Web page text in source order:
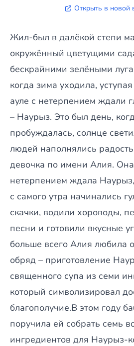
Открыть в новой
Жил-был в далёкой степи
окружённый цветущими
бескрайними зелёными
когда зима уходила,
ауле с нетерпением ждали
– Наурыз. Это был день,
пробуждалась, солнце
людей наполнялись
девочка по имени Алия. Она
нетерпением ждала
с самого утра начинались
скачки, водили хороводы,
песни и готовили вкусные
больше всего Алия любила
обряд – приготовление
священного супа из семи
который символизировал
благополучие.В этом году
поручила ей собрать семь
ингредиентов для Наурыз-